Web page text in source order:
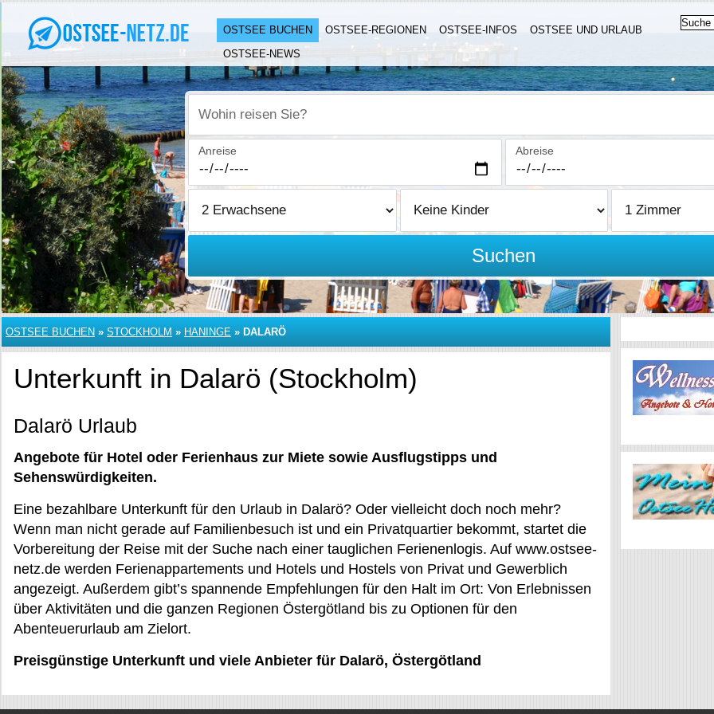
OSTSEE BUCHEN OSTSEE-REGIONEN OSTSEE-INFOS
OSTSEE UND URLAUB
OSTSEE-NEWS
Wohin reisen Sie?
Anreise Abreise
Suchen
OSTSEE BUCHEN » STOCKHOLM » HANINGE » DALARÖ
Unterkunft in Dalarö (Stockholm)
Dalarö Urlaub
Angebote für Hotel oder Ferienhaus zur Miete sowie Ausflugstipps und
Sehenswürdigkeiten.
Eine bezahlbare Unterkunft für den Urlaub in Dalarö? Oder vielleicht doch noch mehr?
Wenn man nicht gerade auf Familienbesuch ist und ein Privatquartier bekommt, startet die
Vorbereitung der Reise mit der Suche nach einer tauglichen Ferienenlogis. Auf www.ostsee-
netz.de werden Ferienappartements und Hotels und Hostels von Privat und Gewerblich
angezeigt. Außerdem gibt’s spannende Empfehlungen für den Halt im Ort: Von Erlebnissen
über Aktivitäten und die ganzen Regionen Östergötland bis zu Optionen für den
Abenteuerurlaub am Zielort.
Preisgünstige Unterkunft und viele Anbieter für Dalarö, Östergötland